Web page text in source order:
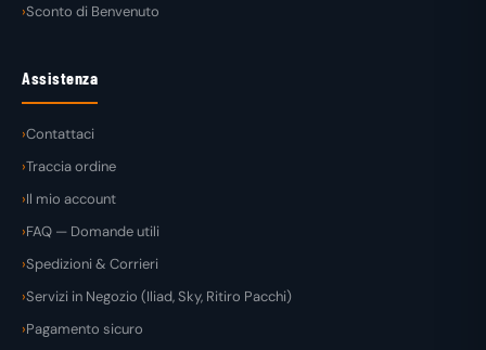
Sconto di Benvenuto
Assistenza
Contattaci
Traccia ordine
Il mio account
FAQ — Domande utili
Spedizioni & Corrieri
Servizi in Negozio (Iliad, Sky, Ritiro Pacchi)
Pagamento sicuro